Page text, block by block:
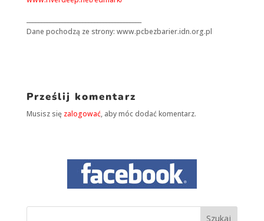
Dane pochodzą ze strony: www.pcbezbarier.idn.org.pl
Prześlij komentarz
Musisz się zalogować, aby móc dodać komentarz.